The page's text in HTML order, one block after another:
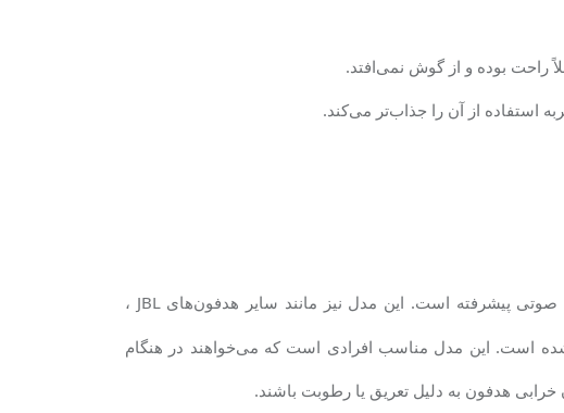
راحت بوده و از گوش نمی‌افتد.
استفاده از آن را جذاب‌تر می‌کند.
پیشرفته است. این مدل نیز مانند سایر هدفون‌های JBL ،
است. این مدل مناسب افرادی است که می‌خواهند در هنگام
هدفون به دلیل تعریق یا رطوبت باشند.